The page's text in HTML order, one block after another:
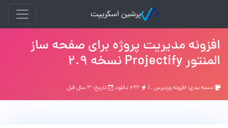
پرشین اسکریپت
افزونه مدیریت پروژه برای صفحه ساز
المنتور Projectify نسخه 2.9
دسته بندی: افزونه وردپرس, | تاریخ: ۳ سال قبل